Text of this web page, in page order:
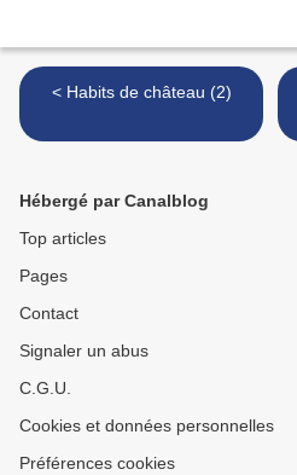
< Habits de château (2)
Hébergé par Canalblog
Top articles
Pages
Contact
Signaler un abus
C.G.U.
Cookies et données personnelles
Préférences cookies